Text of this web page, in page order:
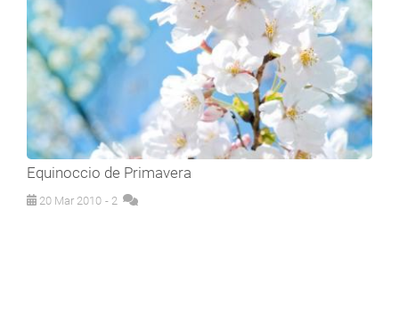
Equinoccio de Primavera
20 Mar 2010 - 2